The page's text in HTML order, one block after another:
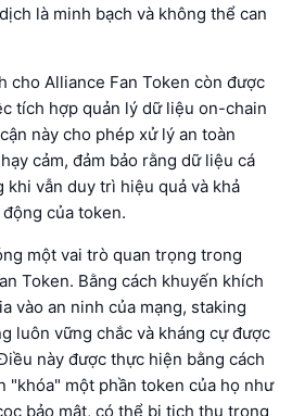
là minh bạch và không thể can
cho Alliance Fan Token còn được
tích hợp quản lý dữ liệu on-chain
này cho phép xử lý an toàn
cảm, đảm bảo rằng dữ liệu cá
khi vẫn duy trì hiệu quả và khả
của token.
một vai trò quan trọng trong
Token. Bằng cách khuyến khích
vào an ninh của mạng, staking
luôn vững chắc và kháng cự được
này được thực hiện bằng cách
"khóa" một phần token của họ như
bảo mật, có thể bị tịch thu trong